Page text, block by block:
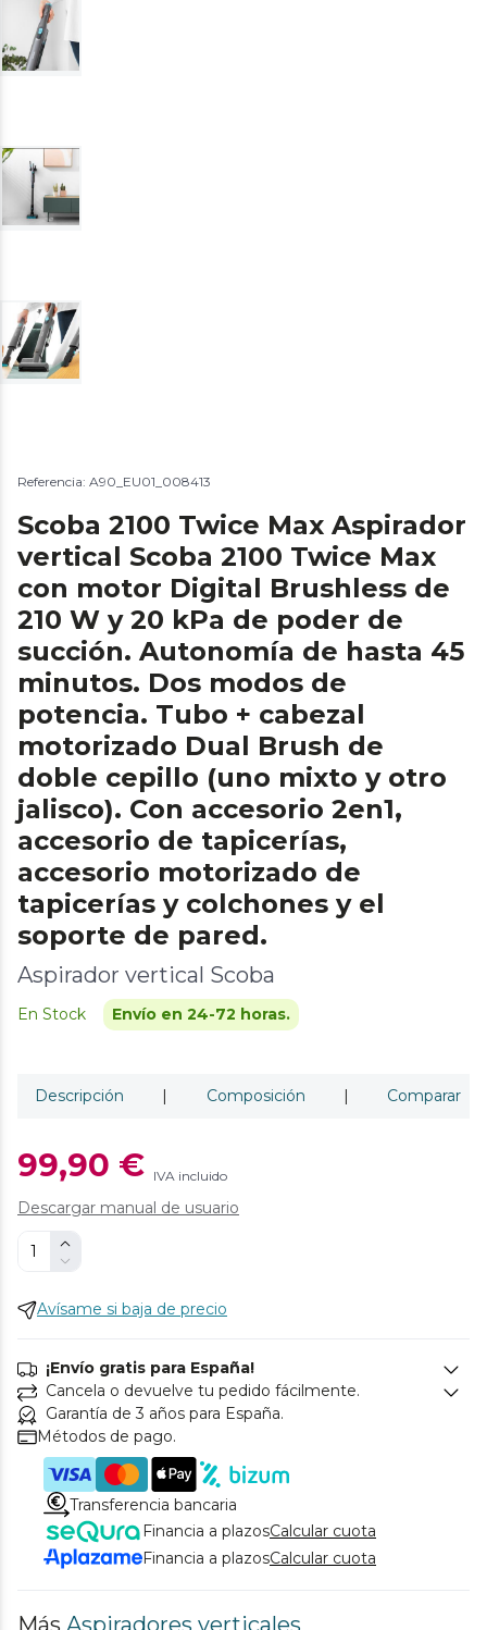
Referencia: A90_EU01_008413
Scoba 2100 Twice Max Aspirador
vertical Scoba 2100 Twice Max
con motor Digital Brushless de
210 W y 20 kPa de poder de
succión. Autonomía de hasta 45
minutos. Dos modos de
potencia. Tubo + cabezal
motorizado Dual Brush de
doble cepillo (uno mixto y otro
jalisco). Con accesorio 2en1,
accesorio de tapicerías,
accesorio motorizado de
tapicerías y colchones y el
soporte de pared.
Aspirador vertical Scoba
En Stock Envío en 24-72 horas.
Descripción | Composición | Comparar
99,90 € IVA incluido
Descargar manual de usuario
Avísame si baja de precio
¡Envío gratis para España!
Cancela o devuelve tu pedido fácilmente.
Garantía de 3 años para España.
Métodos de pago.
Transferencia bancaria
Financia a plazosCalcular cuota
Financia a plazosCalcular cuota